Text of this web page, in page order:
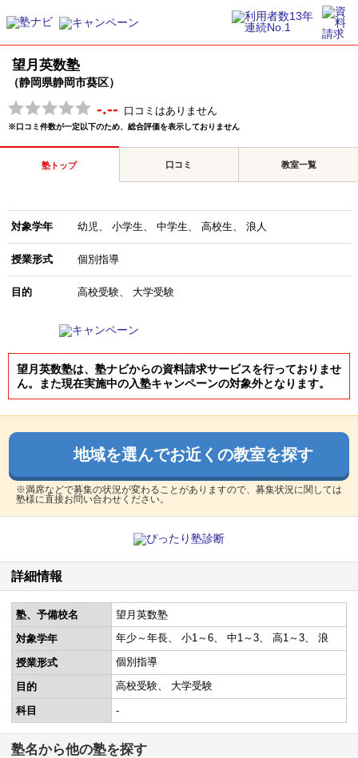
望月英数塾
（静岡県静岡市葵区）
-.-- 口コミはありません
※口コミ件数が一定以下のため、総合評価を表示しておりません
塾トップ 口コミ 教室一覧
対象学年 幼児 小学生 中学生 高校生 浪人
授業形式 個別指導
目的 高校受験 大学受験
望月英数塾は、塾ナビからの資料請求サービスを行っておりませ
ん。また現在実施中の入塾キャンペーンの対象外となります。
地域を選んでお近くの教室を探す
※満席などで募集の状況が変わることがありますので、募集状況に関しては
塾様に直接お問い合わせください。
詳細情報
塾、予備校名
望月英数塾
対象学年
年少～年長 小1～6 中1～3 高1～3 浪
授業形式 個別指導
目的 高校受験 大学受験
科目 -
塾名から他の塾を探す